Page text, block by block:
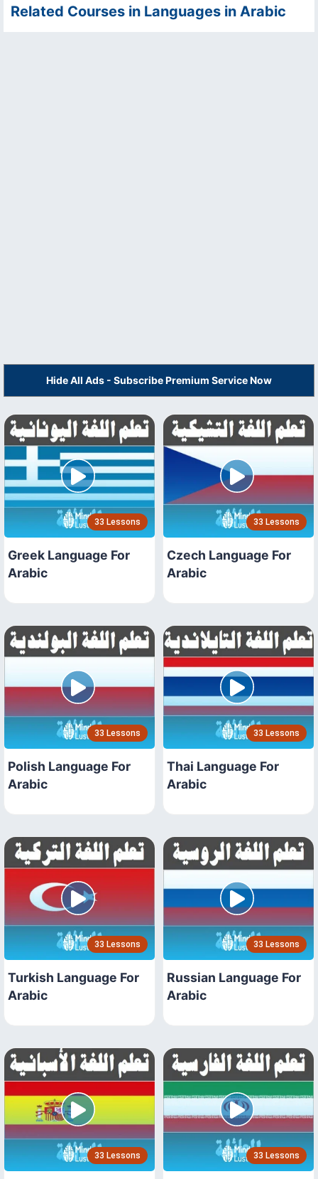
Related Courses in Languages in Arabic
Hide All Ads - Subscribe Premium Service Now
33 Lessons
Greek Language For
Arabic
33 Lessons
Czech Language For
Arabic
33 Lessons
Polish Language For
Arabic
33 Lessons
Thai Language For
Arabic
33 Lessons
Turkish Language For
Arabic
33 Lessons
Russian Language For
Arabic
33 Lessons 33 Lessons